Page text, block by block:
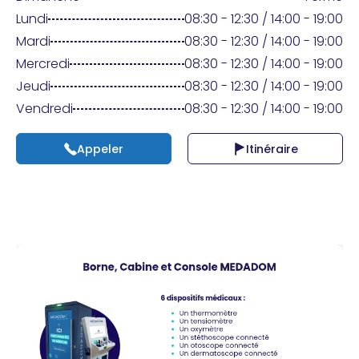
Lundi
08:30 - 12:30 / 14:00 - 19:00
Mardi
08:30 - 12:30 / 14:00 - 19:00
Mercredi
08:30 - 12:30 / 14:00 - 19:00
Jeudi
08:30 - 12:30 / 14:00 - 19:00
Vendredi
08:30 - 12:30 / 14:00 - 19:00
Appeler Itinéraire